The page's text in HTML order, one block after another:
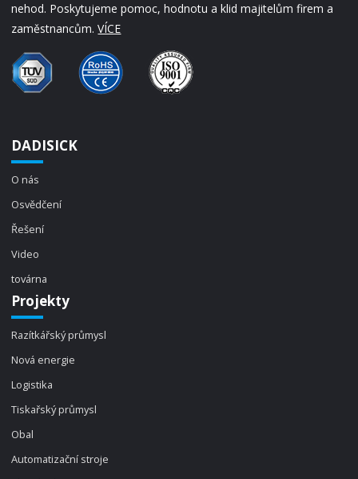
nehod. Poskytujeme pomoc, hodnotu a klid majitelům firem a
zaměstnancům.VÍCE
DADISICK
O nás
Osvědčení
Řešení
Video
továrna
Projekty
Razítkářský průmysl
Nová energie
Logistika
Tiskařský průmysl
Obal
Automatizační stroje